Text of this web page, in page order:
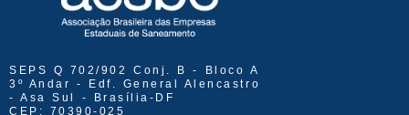
SEPS Q 702/902 Conj. B - Bloco A
3º Andar - Edf. General Alencastro
- Asa Sul - Brasília-DF
CEP: 70390-025